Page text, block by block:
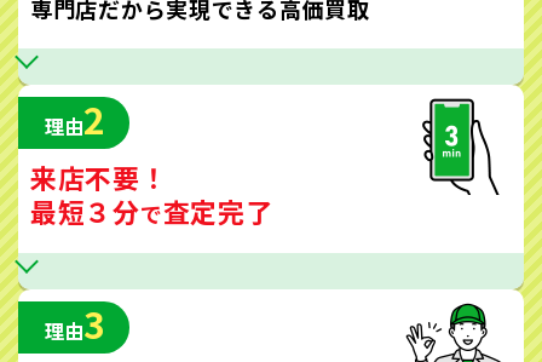
専門店だから実現できる高価買取
理由2
来店不要！
最短３分で査定完了
理由3